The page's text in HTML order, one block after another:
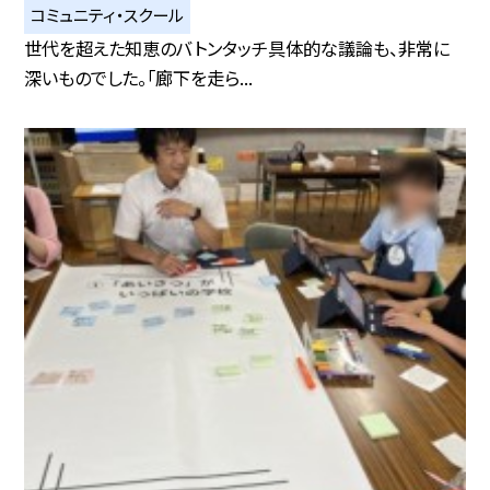
コミュニティ・スクール
世代を超えた知恵のバトンタッチ具体的な議論も、非常に
深いものでした。「廊下を走ら...